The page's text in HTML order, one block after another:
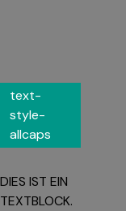
text-
style-
allcaps
DIES IST EIN
TEXTBLOCK.